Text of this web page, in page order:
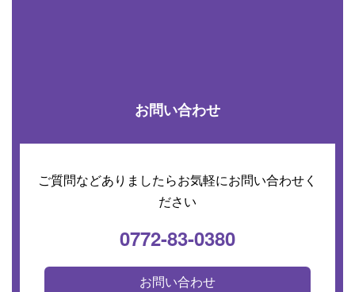
お問い合わせ
ご質問などありましたらお気軽にお問い合わせく
ださい
0772-83-0380
お問い合わせ